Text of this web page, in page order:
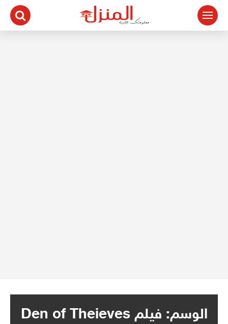
التجاوز
المحتوى
الوسم: فيلم Den of Theieves